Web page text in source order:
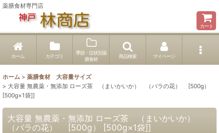
薬膳食材専門店
カート
ホーム カテゴリ
季節・症状別薬
膳食材
商品検索 マイページ
ホーム > 薬膳食材 大容量サイズ
> 大容量 無農薬・無添加 ローズ茶 （まいかいか） （バラの花） [500g）
[500g×1袋]]
大容量 無農薬・無添加 ローズ茶 （まいかいか）
（バラの花） [500g） [500g×1袋]]